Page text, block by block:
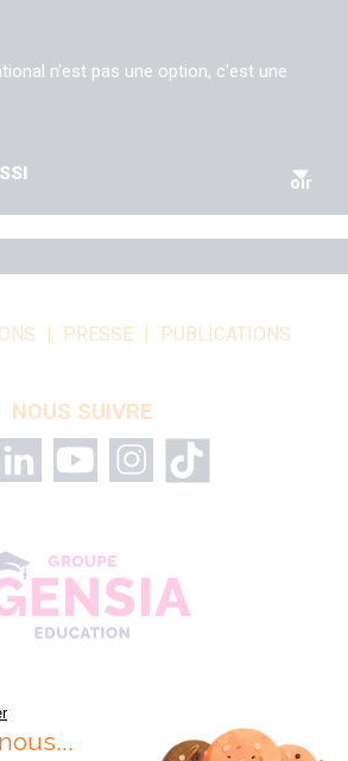
n'est pas une option, c'est une
oir
PRESSE PUBLICATIONS
NOUS SUIVRE